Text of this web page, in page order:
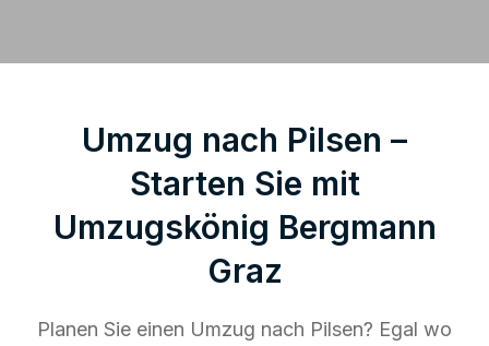
Umzug nach Pilsen –
Starten Sie mit
Umzugskönig Bergmann
Graz
Planen Sie einen Umzug nach Pilsen? Egal wo